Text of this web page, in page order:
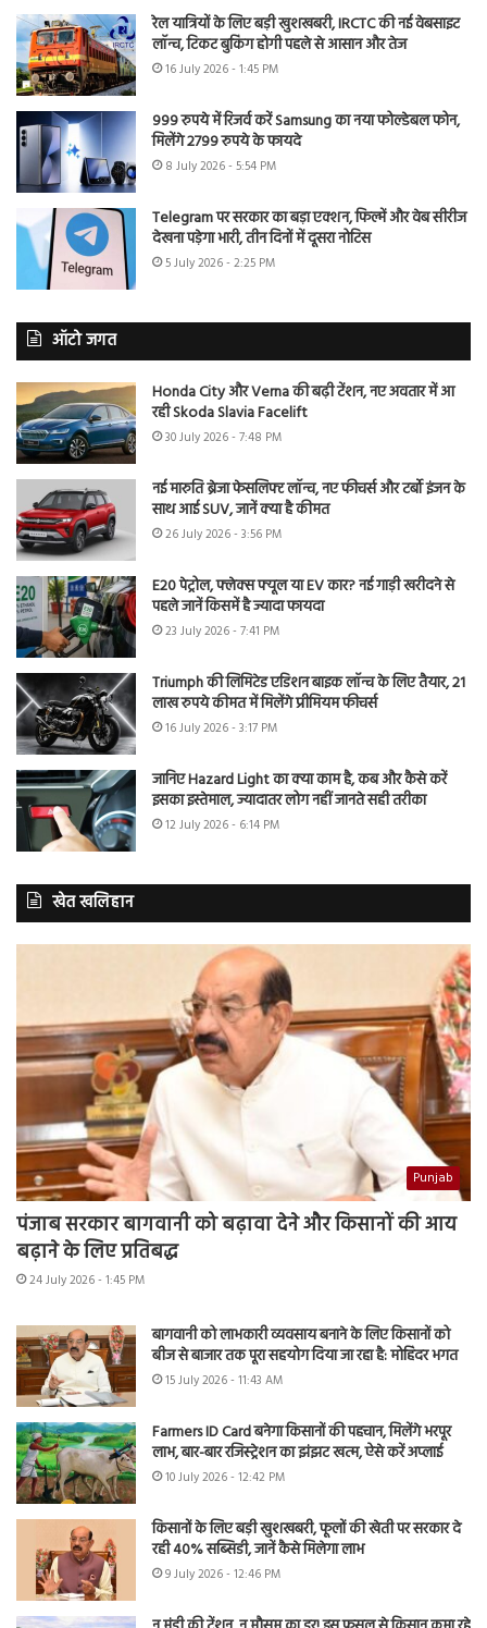
रेल यात्रियों के लिए बड़ी खुशखबरी, IRCTC की नई वेबसाइट
लॉन्च, टिकट बुकिंग होगी पहले से आसान और तेज
16 July 2026 - 1:45 PM
999 रुपये में रिजर्व करें Samsung का नया फोल्डेबल फोन,
मिलेंगे 2799 रुपये के फायदे
8 July 2026 - 5:54 PM
Telegram पर सरकार का बड़ा एक्शन, फिल्में और वेब सीरीज
देखना पड़ेगा भारी, तीन दिनों में दूसरा नोटिस
5 July 2026 - 2:25 PM
ऑटो जगत
Honda City और Verna की बढ़ी टेंशन, नए अवतार में आ
रही Skoda Slavia Facelift
30 July 2026 - 7:48 PM
नई मारुति ब्रेजा फेसलिफ्ट लॉन्च, नए फीचर्स और टर्बो इंजन के
साथ आई SUV, जानें क्या है कीमत
26 July 2026 - 3:56 PM
E20 पेट्रोल, फ्लेक्स फ्यूल या EV कार? नई गाड़ी खरीदने से
पहले जानें किसमें है ज्यादा फायदा
23 July 2026 - 7:41 PM
Triumph की लिमिटेड एडिशन बाइक लॉन्च के लिए तैयार, 21
लाख रुपये कीमत में मिलेंगे प्रीमियम फीचर्स
16 July 2026 - 3:17 PM
जानिए Hazard Light का क्या काम है, कब और कैसे करें
इसका इस्तेमाल, ज्यादातर लोग नहीं जानते सही तरीका
12 July 2026 - 6:14 PM
खेत खलिहान
Punjab
पंजाब सरकार बागवानी को बढ़ावा देने और किसानों की आय
बढ़ाने के लिए प्रतिबद्ध
24 July 2026 - 1:45 PM
बागवानी को लाभकारी व्यवसाय बनाने के लिए किसानों को
बीज से बाजार तक पूरा सहयोग दिया जा रहा है: मोहिंदर भगत
15 July 2026 - 11:43 AM
Farmers ID Card बनेगा किसानों की पहचान, मिलेंगे भरपूर
लाभ, बार-बार रजिस्ट्रेशन का झंझट खत्म, ऐसे करें अप्लाई
10 July 2026 - 12:42 PM
किसानों के लिए बड़ी खुशखबरी, फूलों की खेती पर सरकार दे
रही 40% सब्सिडी, जानें कैसे मिलेगा लाभ
9 July 2026 - 12:46 PM